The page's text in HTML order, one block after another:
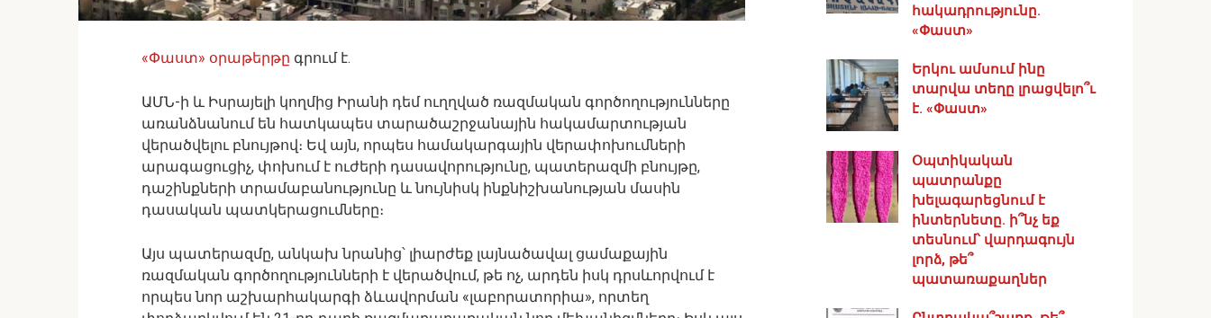
«Փաստ» օրաթերթը գրում է.
ԱՄՆ-ի և Իսրայելի կողմից Իրանի դեմ ուղղված ռազմական գործողությունները
առանձնանում են հատկապես տարածաշրջանային հակամարտության
վերածվելու բնույթով։ Եվ այն, որպես համակարգային վերափոխումների
արագացուցիչ, փոխում է ուժերի դասավորությունը, պատերազմի բնույթը,
դաշինքների տրամաբանությունը և նույնիսկ ինքնիշխանության մասին
դասական պատկերացումները։
Այս պատերազմը, անկախ նրանից՝ լիարժեք լայնածավալ ցամաքային
ռազմական գործողությունների է վերածվում, թե ոչ, արդեն իսկ դրսևորվում է
որպես նոր աշխարհակարգի ձևավորման «լաբորատորիա», որտեղ
հակադրությունը.
«Փաստ»
Երկու ամսում ինը
տարվա տեղը լրացվելո՞ւ
է. «Փաստ»
Օպտիկական
պատրանքը
խելագարեցնում է
ինտերնետը. ի՞նչ եք
տեսնում՝ վարդագույն
լորձ, թե՞
պատառաքաղներ